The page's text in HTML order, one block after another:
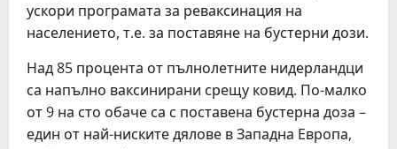
ускори програмата за реваксинация на
населението, т.е. за поставяне на бустерни дози.
Над 85 процента от пълнолетните нидерландци
са напълно ваксинирани срещу ковид. По-малко
от 9 на сто обаче са с поставена бустерна доза –
един от най-ниските дялове в Западна Европа,